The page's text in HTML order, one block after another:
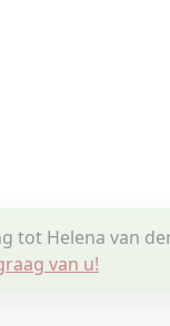
tot Helena van
van u!